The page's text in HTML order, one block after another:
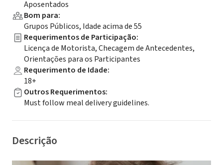
Aposentados
Bom para:
Grupos Públicos, Idade acima de 55
Requerimentos de Participação:
Licença de Motorista, Checagem de Antecedentes,
Orientações para os Participantes
Requerimento de Idade:
18+
Outros Requerimentos:
Must follow meal delivery guidelines.
Descrição